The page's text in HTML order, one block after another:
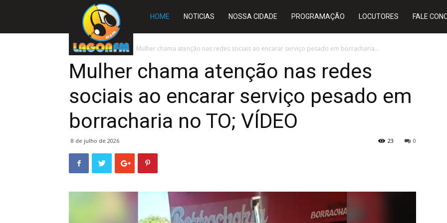
Rádio
Lagoa
FM
HOME NOTICIAS NOSSA CIDADE PROGRAMAÇÃO LOCUTORES FALE
Início DESTAQUES Mulher chama atenção nas redes sociais ao encarar serviço pesado em borracharia...
Mulher chama atenção nas redes
sociais ao encarar serviço pesado em
borracharia no TO; VÍDEO
8 de julho de 2026 0
23